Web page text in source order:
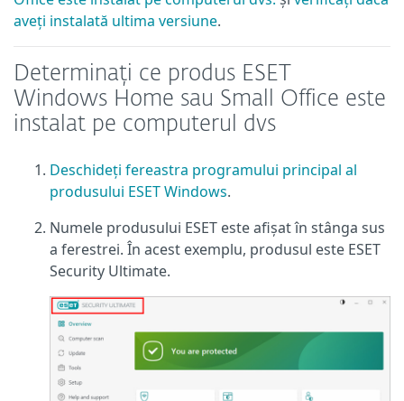
aveți instalată ultima versiune.
Determinați ce produs ESET
Windows Home sau Small Office este
instalat pe computerul dvs
Deschideți fereastra programului principal al
produsului ESET Windows.
Numele produsului ESET este afișat în stânga sus
a ferestrei. În acest exemplu, produsul este ESET
Security Ultimate.